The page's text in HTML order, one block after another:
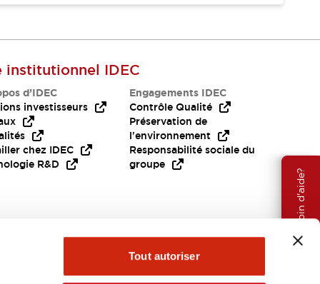
Tout autoriser
Besoin d'aide?
institutionnel IDEC
d’IDEC
investisseurs
chez IDEC
R&D
Engagements IDEC
Contrôle Qualité
Préservation de
l'environnement
Responsabilité sociale du
groupe